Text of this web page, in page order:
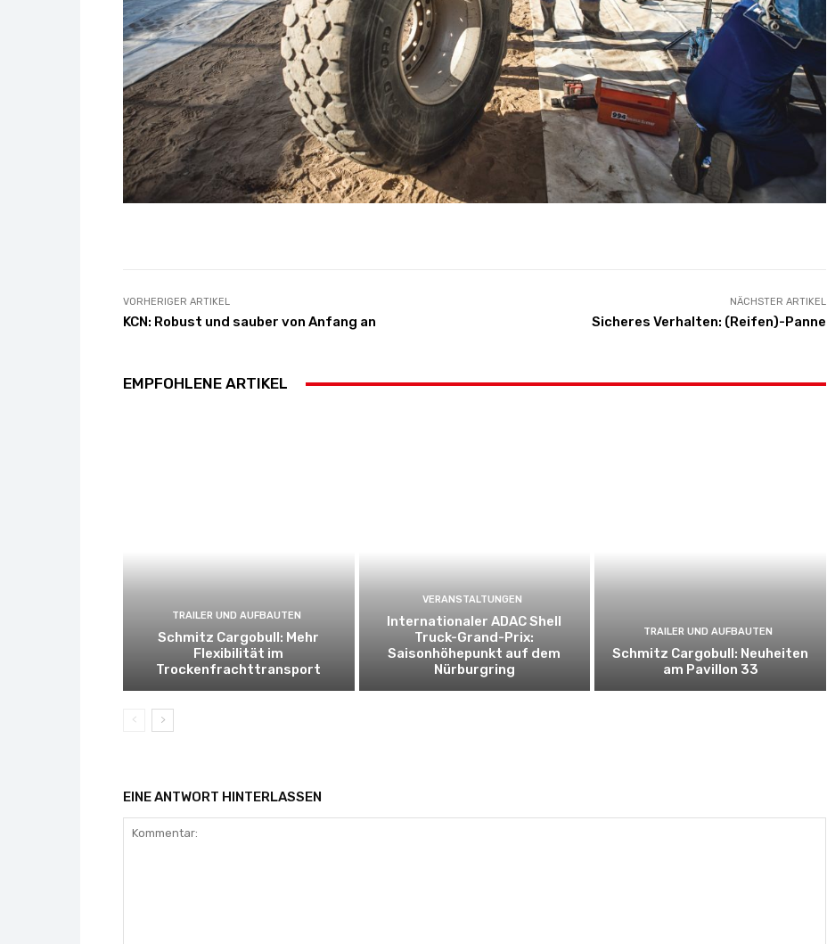
VORHERIGER ARTIKEL
KCN: Robust und sauber von Anfang an
NÄCHSTER ARTIKEL
Sicheres Verhalten: (Reifen)-Panne
EMPFOHLENE ARTIKEL
TRAILER UND AUFBAUTEN
Schmitz Cargobull: Mehr
Flexibilität im
Trockenfrachttransport
VERANSTALTUNGEN
Internationaler ADAC Shell
Truck-Grand-Prix:
Saisonhöhepunkt auf dem
Nürburgring
TRAILER UND AUFBAUTEN
Schmitz Cargobull: Neuheiten
am Pavillon 33
EINE ANTWORT HINTERLASSEN